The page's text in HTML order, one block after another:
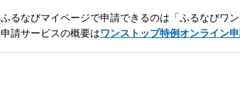
ふるなびマイページで申請できるのは「ふるなびワン
申請サービスの概要はワンストップ特例オンライン